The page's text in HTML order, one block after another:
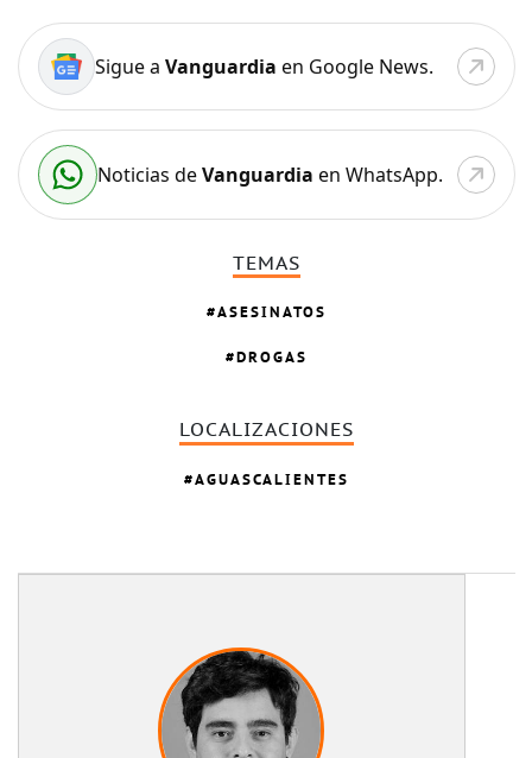
Sigue a Vanguardia en Google News.
Noticias deVanguardia en WhatsApp.
TEMAS
ASESINATOS
DROGAS
LOCALIZACIONES
AGUASCALIENTES